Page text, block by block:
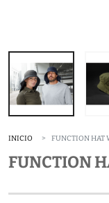
INICIO FUNCTION HAT
FUNCTION